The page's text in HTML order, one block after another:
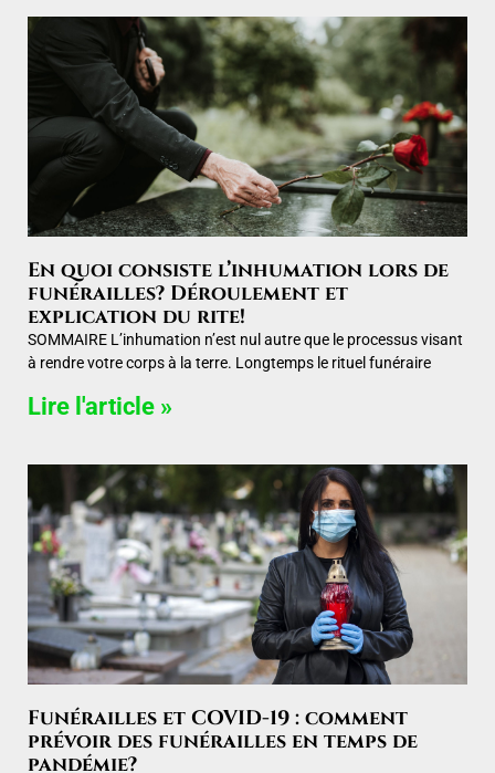
En quoi consiste l’inhumation lors de
funérailles? Déroulement et
explication du rite!
SOMMAIRE L’inhumation n’est nul autre que le processus visant
à rendre votre corps à la terre. Longtemps le rituel funéraire
Lire l'article »
Funérailles et COVID-19 : comment
prévoir des funérailles en temps de
pandémie?